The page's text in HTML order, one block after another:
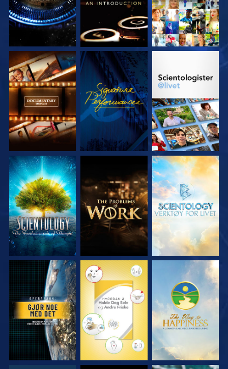
UTFORSK SERIEN SE UTFORSK SERIEN
UTFORSK SERIEN UTFORSK SERIEN UTFORSK SERIEN
SE SE SE